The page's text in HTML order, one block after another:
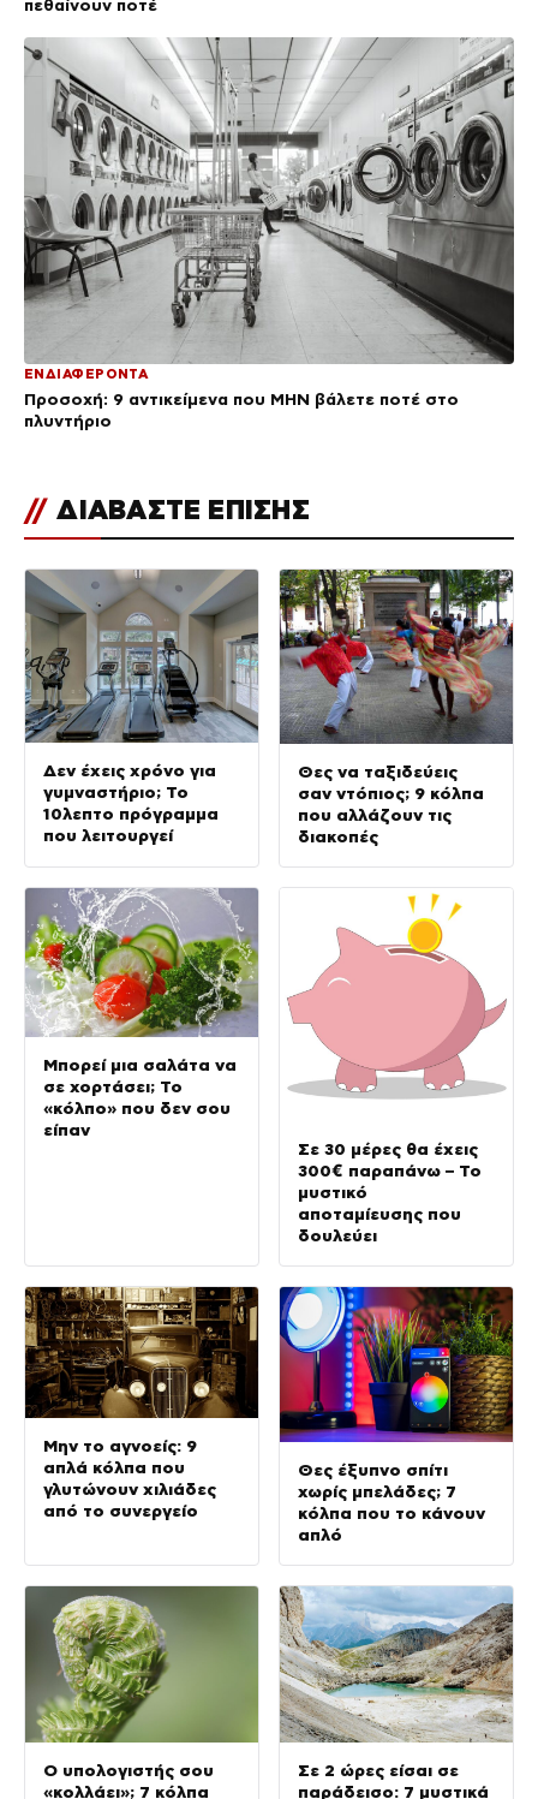
πεθαίνουν ποτέ
ΕΝΔΙΑΦΕΡΟΝΤΑ
Προσοχή: 9 αντικείμενα που ΜΗΝ βάλετε ποτέ στο
πλυντήριο
// ΔΙΑΒΑΣΤΕ ΕΠΙΣΗΣ
Δεν έχεις χρόνο για
γυμναστήριο; Το
10λεπτο πρόγραμμα
που λειτουργεί
Θες να ταξιδεύεις
σαν ντόπιος; 9 κόλπα
που αλλάζουν τις
διακοπές
Μπορεί μια σαλάτα να
σε χορτάσει; Το
«κόλπο» που δεν σου
είπαν
Σε 30 μέρες θα έχεις
300€ παραπάνω – Το
μυστικό
αποταμίευσης που
δουλεύει
Μην το αγνοείς: 9
απλά κόλπα που
γλυτώνουν χιλιάδες
από το συνεργείο
Θες έξυπνο σπίτι
χωρίς μπελάδες; 7
κόλπα που το κάνουν
απλό
Ο υπολογιστής σου
«κολλάει»; 7 κόλπα
Σε 2 ώρες είσαι σε
παράδεισο: 7 μυστικά